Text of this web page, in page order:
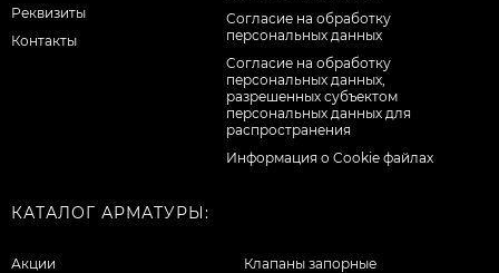
Реквизиты
Контакты
Согласие на обработку
персональных данных
Cогласие на обработку
персональных данных,
разрешенных субъектом
персональных данных для
распространения
Информация о Cookie файлах
КАТАЛОГ АРМАТУРЫ:
Акции
Клапаны запорные